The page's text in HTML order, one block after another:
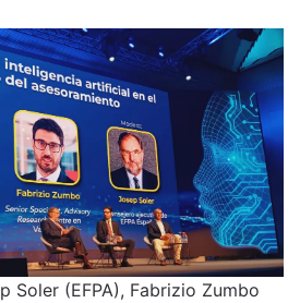
Soler (EFPA), Fabrizio Zumbo